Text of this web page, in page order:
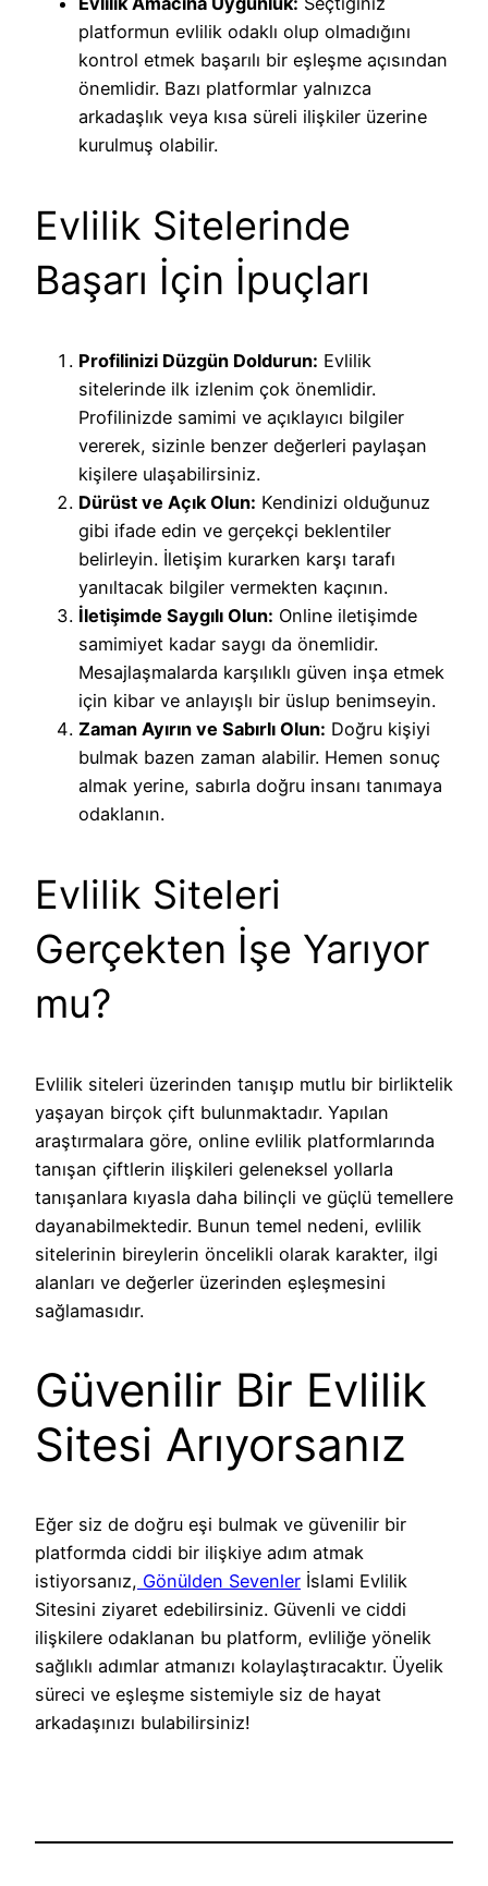
platformun evlilik odaklı olup olmadığını
kontrol etmek başarılı bir eşleşme açısından
önemlidir. Bazı platformlar yalnızca
arkadaşlık veya kısa süreli ilişkiler üzerine
kurulmuş olabilir.
Evlilik Sitelerinde
Başarı İçin İpuçları
Profilinizi Düzgün Doldurun: Evlilik
sitelerinde ilk izlenim çok önemlidir.
Profilinizde samimi ve açıklayıcı bilgiler
vererek, sizinle benzer değerleri paylaşan
kişilere ulaşabilirsiniz.
Dürüst ve Açık Olun: Kendinizi olduğunuz
gibi ifade edin ve gerçekçi beklentiler
belirleyin. İletişim kurarken karşı tarafı
yanıltacak bilgiler vermekten kaçının.
İletişimde Saygılı Olun: Online iletişimde
samimiyet kadar saygı da önemlidir.
Mesajlaşmalarda karşılıklı güven inşa etmek
için kibar ve anlayışlı bir üslup benimseyin.
Zaman Ayırın ve Sabırlı Olun: Doğru kişiyi
bulmak bazen zaman alabilir. Hemen sonuç
almak yerine, sabırla doğru insanı tanımaya
odaklanın.
Evlilik Siteleri
Gerçekten İşe Yarıyor
mu?
Evlilik siteleri üzerinden tanışıp mutlu bir birliktelik
yaşayan birçok çift bulunmaktadır. Yapılan
araştırmalara göre, online evlilik platformlarında
tanışan çiftlerin ilişkileri geleneksel yollarla
tanışanlara kıyasla daha bilinçli ve güçlü temellere
dayanabilmektedir. Bunun temel nedeni, evlilik
sitelerinin bireylerin öncelikli olarak karakter, ilgi
alanları ve değerler üzerinden eşleşmesini
sağlamasıdır.
Güvenilir Bir Evlilik
Sitesi Arıyorsanız
Eğer siz de doğru eşi bulmak ve güvenilir bir
platformda ciddi bir ilişkiye adım atmak
istiyorsanız, Gönülden Sevenler İslami Evlilik
Sitesini ziyaret edebilirsiniz. Güvenli ve ciddi
ilişkilere odaklanan bu platform, evliliğe yönelik
sağlıklı adımlar atmanızı kolaylaştıracaktır. Üyelik
süreci ve eşleşme sistemiyle siz de hayat
arkadaşınızı bulabilirsiniz!